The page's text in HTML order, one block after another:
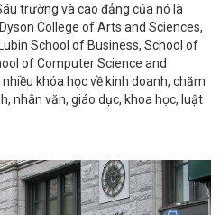
trường và cao đẳng của nó là
College of Arts and Sciences,
School of Business, School of
of Computer Science and
khóa học về kinh doanh, chăm
nhân văn, giáo dục, khoa học, luật